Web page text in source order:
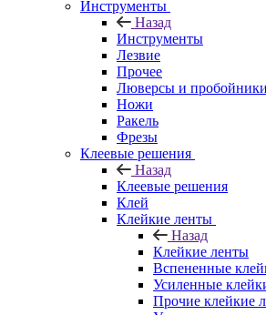
Инструменты
Назад
Инструменты
Лезвие
Прочее
Люверсы и пробойники
Ножи
Ракель
Фрезы
Клеевые решения
Назад
Клеевые решения
Клей
Клейкие ленты
Назад
Клейкие ленты
Вспененные
Усиленные
Прочие клейкие